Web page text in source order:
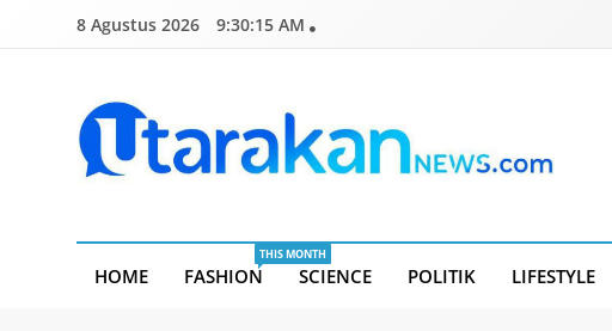
8 Agustus 2026 9:30:16 AM
HOME FASHION
THIS MONTH
SCIENCE POLITIK LIFESTYLE